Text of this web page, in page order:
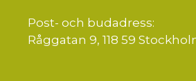
Post- och budadress:
Råggatan 9, 118 59